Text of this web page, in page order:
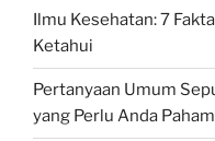
Ilmu Kesehatan: 7
Ketahui
Pertanyaan Umum
yang Perlu Anda